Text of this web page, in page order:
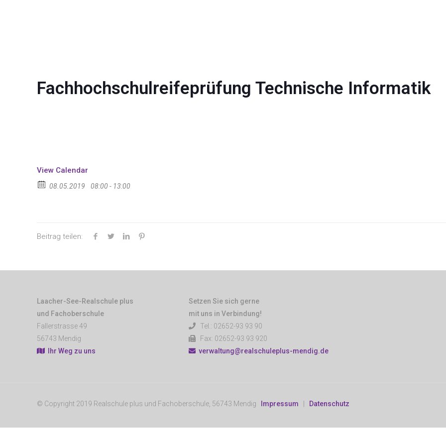
Fachhochschulreifeprüfung Technische Informatik
View Calendar
08.05.2019 08:00 - 13:00
Beitrag teilen:
Laacher-See-Realschule plus
und Fachoberschule
Fallerstrasse 49
56743 Mendig
Ihr Weg zu uns
Setzen Sie sich gerne
mit uns in Verbindung!
Tel.: 02652-93 93 90
Fax: 02652-93 93 920
verwaltung@realschuleplus-mendig.de
© Copyright 2019 Realschule plus und Fachoberschule, 56743 Mendig Impressum Datenschutz